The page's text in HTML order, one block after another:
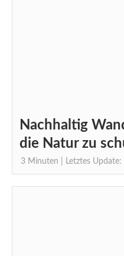
Nachhaltig
die Natur zu
3 Minuten | Letztes